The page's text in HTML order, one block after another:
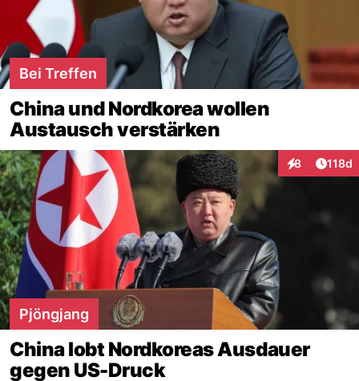
Bei Treffen
China und Nordkorea wollen
Austausch verstärken
8
Interaktionen
118d
Pjöngjang
China lobt Nordkoreas Ausdauer
gegen US-Druck